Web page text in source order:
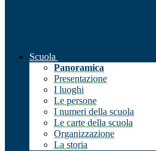
Scuola
Panoramica
Presentazione
I luoghi
Le persone
I numeri della scuola
Le carte della scuola
Organizzazione
La storia